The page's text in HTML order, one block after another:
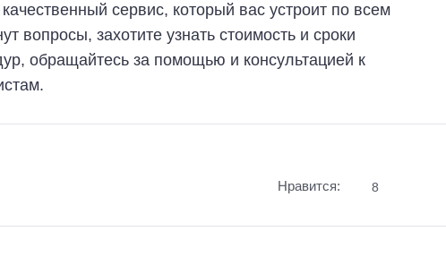
сервис, который вас устроит по всем
вопросы, захотите узнать стоимость и сроки
обращайтесь за помощью и консультацией к
Нравится: 8